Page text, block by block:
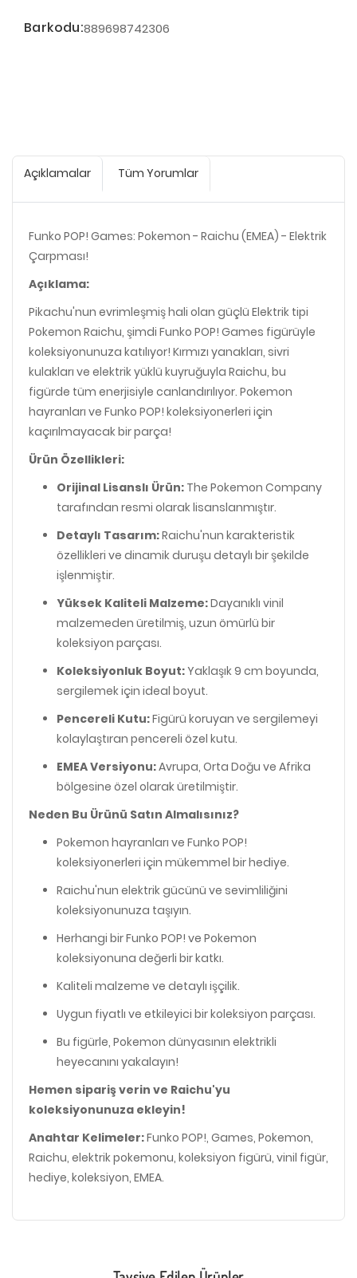
Barkodu:889698742306
Açıklamalar Tüm Yorumlar
Funko POP! Games: Pokemon - Raichu (EMEA) - Elektrik
Çarpması!
Açıklama:
Pikachu'nun evrimleşmiş hali olan güçlü Elektrik tipi
Pokemon Raichu, şimdi Funko POP! Games figürüyle
koleksiyonunuza katılıyor! Kırmızı yanakları, sivri
kulakları ve elektrik yüklü kuyruğuyla Raichu, bu
figürde tüm enerjisiyle canlandırılıyor. Pokemon
hayranları ve Funko POP! koleksiyonerleri için
kaçırılmayacak bir parça!
Ürün Özellikleri:
Orijinal Lisanslı Ürün: The Pokemon Company
tarafından resmi olarak lisanslanmıştır.
Detaylı Tasarım:Raichu'nun karakteristik
özellikleri ve dinamik duruşu detaylı bir şekilde
işlenmiştir.
Yüksek Kaliteli Malzeme:Dayanıklı vinil
malzemeden üretilmiş, uzun ömürlü bir
koleksiyon parçası.
Koleksiyonluk Boyut:Yaklaşık 9 cm boyunda,
sergilemek için ideal boyut.
Pencereli Kutu:Figürü koruyan ve sergilemeyi
kolaylaştıran pencereli özel kutu.
EMEA Versiyonu:Avrupa, Orta Doğu ve Afrika
bölgesine özel olarak üretilmiştir.
Neden Bu Ürünü Satın Almalısınız?
Pokemon hayranları ve Funko POP!
koleksiyonerleri için mükemmel bir hediye.
Raichu'nun elektrik gücünü ve sevimliliğini
koleksiyonunuza taşıyın.
Herhangi bir Funko POP! ve Pokemon
koleksiyonuna değerli bir katkı.
Kaliteli malzeme ve detaylı işçilik.
Uygun fiyatlı ve etkileyici bir koleksiyon parçası.
Bu figürle, Pokemon dünyasının elektrikli
heyecanını yakalayın!
Hemen sipariş verin ve Raichu'yu
koleksiyonunuza ekleyin!
Anahtar Kelimeler:Funko POP!, Games, Pokemon,
Raichu, elektrik pokemonu, koleksiyon figürü, vinil figür,
hediye, koleksiyon, EMEA.